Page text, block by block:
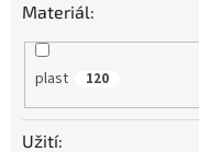
Materiál:
plast 120
Užití: